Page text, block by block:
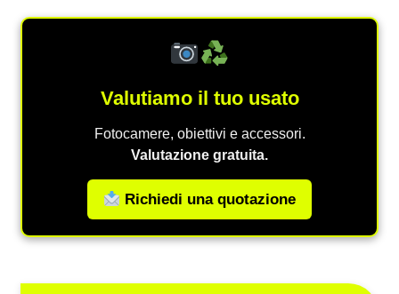
Valutiamo il tuo usato
Fotocamere, obiettivi e accessori.
Valutazione gratuita.
Richiedi una quotazione